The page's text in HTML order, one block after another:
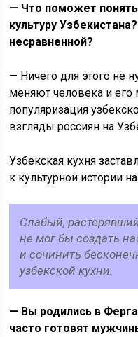
— Что поможет
культуру
несравненной?
— Ничего для этого не
меняют человека и
популяризация
взгляды россиян на
Узбекская кухня
к культурной истории
Слабый,
не мог бы создать
и сочинить
узбекской кухни.
— Вы родились в
часто готовят